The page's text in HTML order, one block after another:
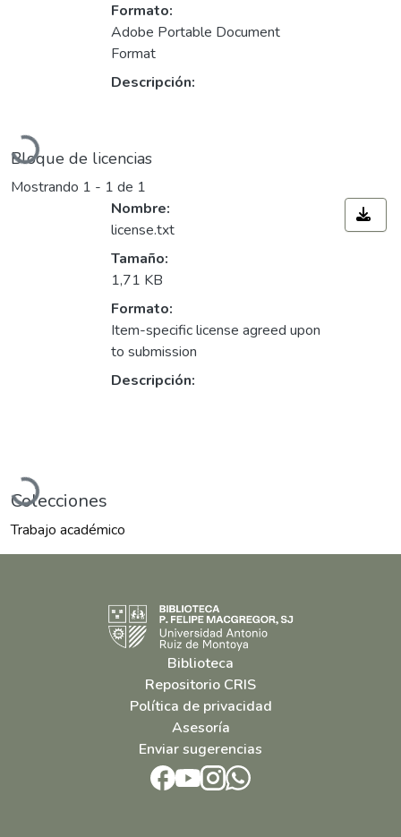
Cargando...
Formato:
Adobe Portable Document
Format
Descripción:
Bloque de licencias
Mostrando 1 - 1 de 1
Cargando...
Nombre:
license.txt
Tamaño:
1,71 KB
Formato:
Item-specific license agreed upon
to submission
Descripción:
Colecciones
Trabajo académico
Biblioteca
Repositorio CRIS
Política de privacidad
Asesoría
Enviar sugerencias